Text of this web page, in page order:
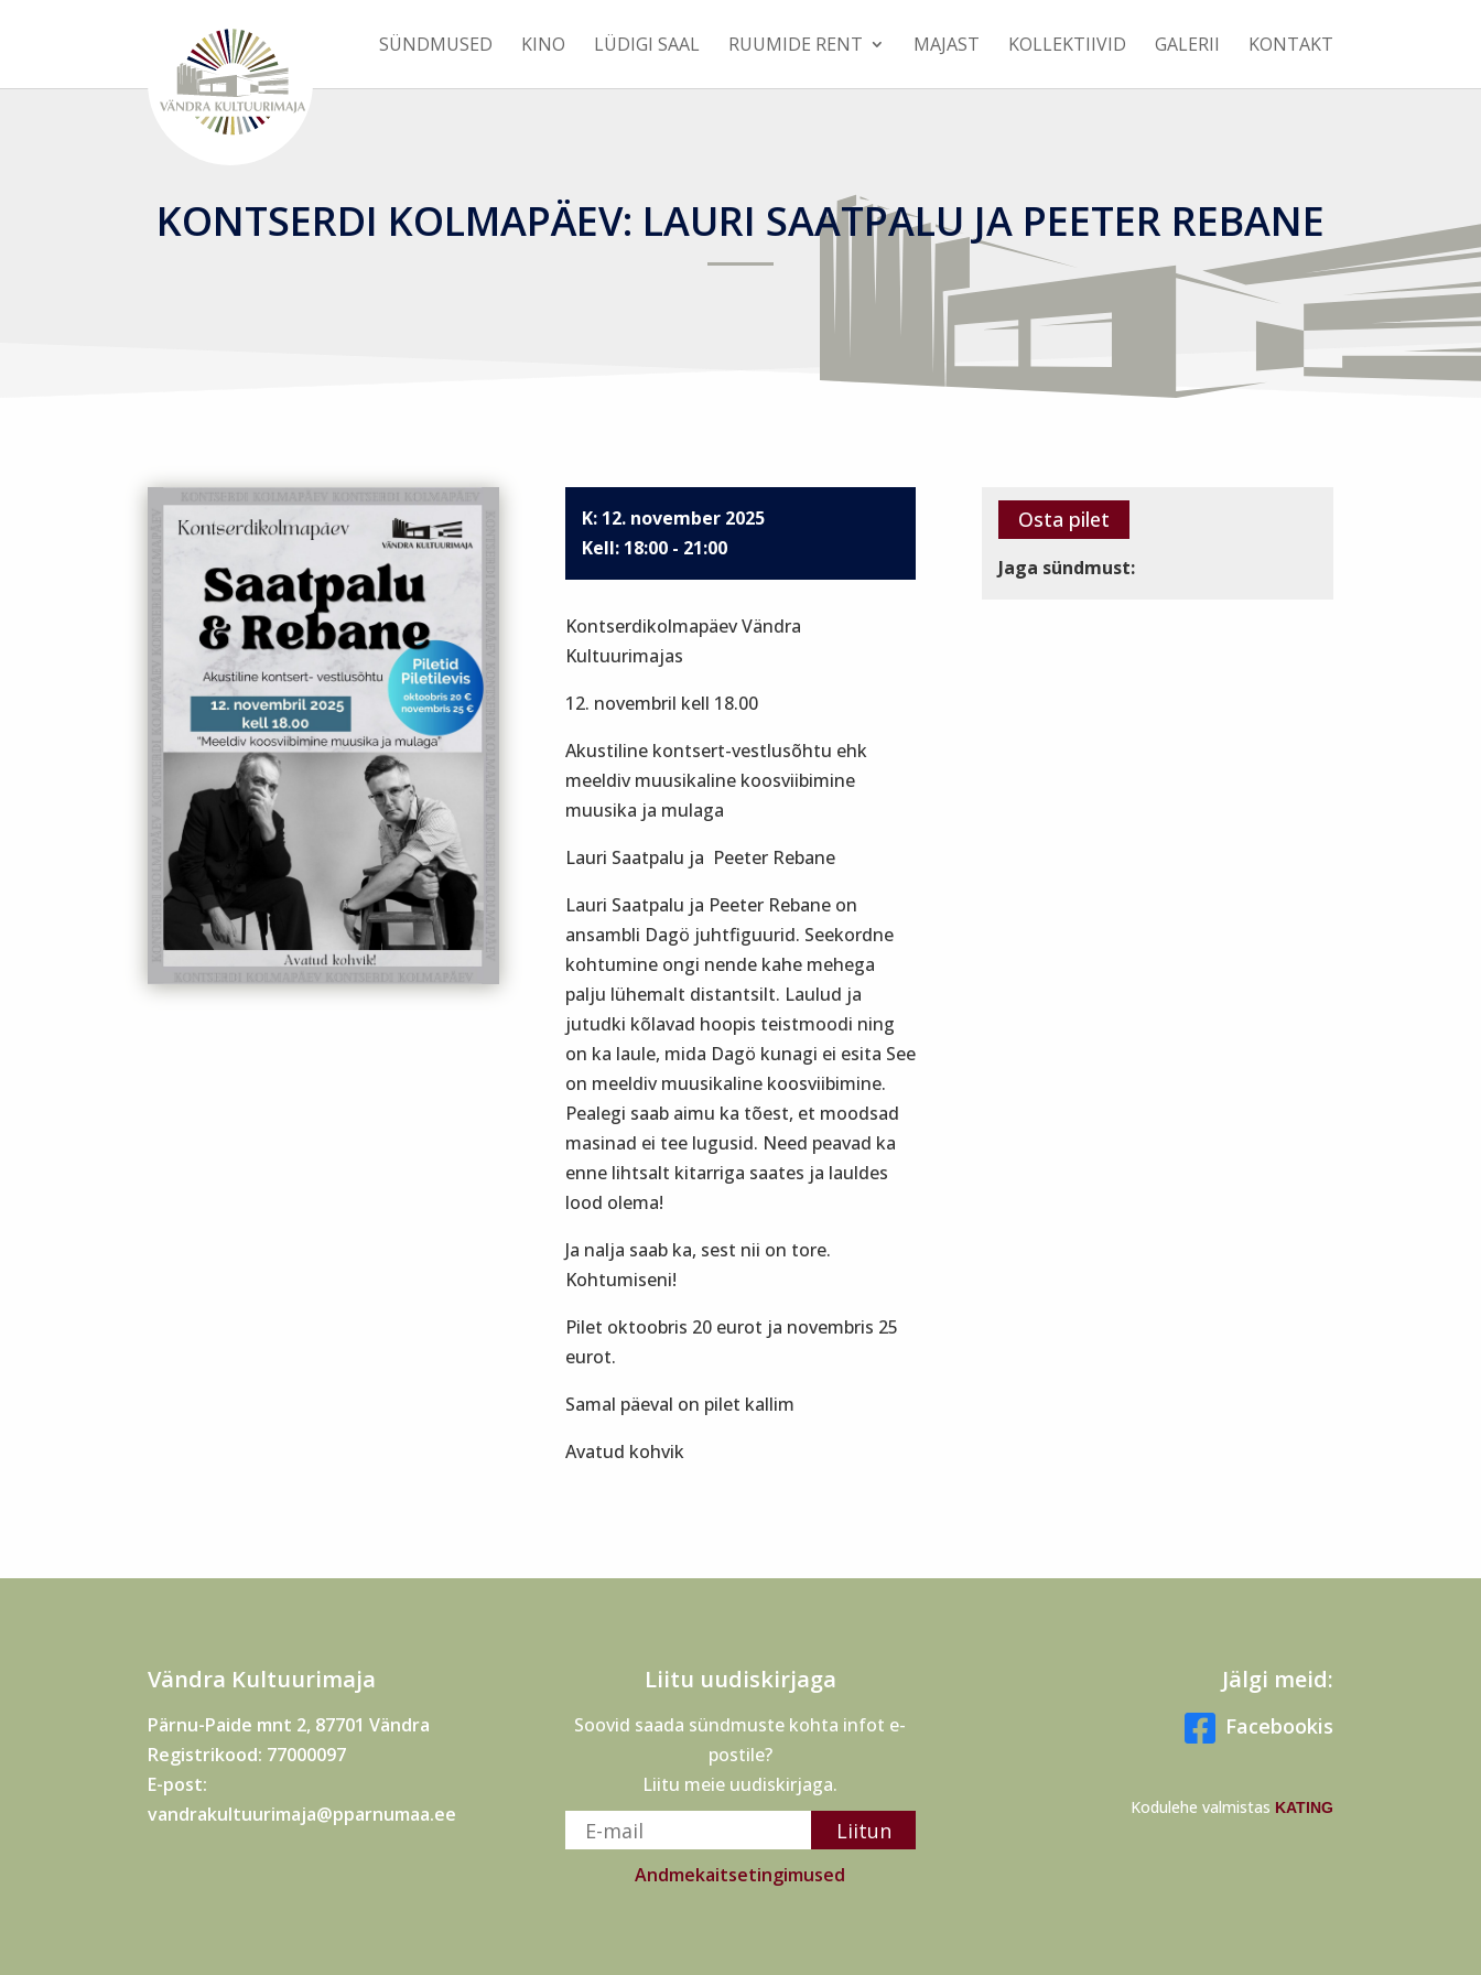
SÜNDMUSED KINO LÜDIGI SAAL RUUMIDE RENT MAJAST KOLLEKTIIVID GALERII KONTAKT
KONTSERDI KOLMAPÄEV: LAURI SAATPALU JA PEETER REBANE
K: 12. november 2025
18:00 - 21:00
Kontserdikolmapäev Vändra
Kultuurimajas
12. novembril kell 18.00
Akustiline kontsert-vestlusõhtu ehk
meeldiv muusikaline koosviibimine
muusika ja mulaga
Lauri Saatpalu ja Peeter Rebane
Lauri Saatpalu ja Peeter Rebane on
ansambli Dagö juhtfiguurid. Seekordne
kohtumine ongi nende kahe mehega
palju lühemalt distantsilt. Laulud ja
jutudki kõlavad hoopis teistmoodi ning
on ka laule, mida Dagö kunagi ei esita See
on meeldiv muusikaline koosviibimine.
Pealegi saab aimu ka tõest, et moodsad
masinad ei tee lugusid. Need peavad ka
enne lihtsalt kitarriga saates ja lauldes
lood olema!
Ja nalja saab ka, sest nii on tore.
Kohtumiseni!
Pilet oktoobris 20 eurot ja novembris 25
eurot.
Samal päeval on pilet kallim
Avatud kohvik
Osta pilet
Jaga sündmust:
Vändra Kultuurimaja
Pärnu-Paide mnt 2, 87701 Vändra
Registrikood: 77000097
E-post:
vandrakultuurimaja@pparnumaa.ee
Liitu uudiskirjaga
Soovid saada sündmuste kohta infot e-
postile?
Liitu meie uudiskirjaga.
Andmekaitsetingimused
Jälgi meid:
 Facebookis
Kodulehe valmistas KATING